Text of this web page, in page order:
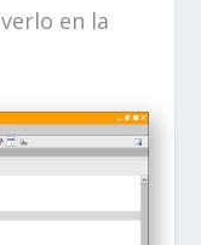
en la